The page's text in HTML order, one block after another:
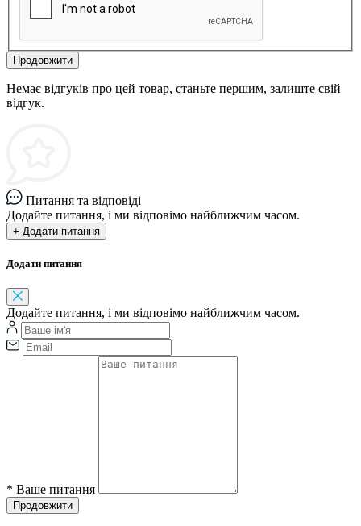
Продовжити
Немає відгуків про цей товар, станьте першим, залиште свій
відгук.
Питання та відповіді
Додайте питання, і ми відповімо найближчим часом.
+ Додати питання
Додати питання
Додайте питання, і ми відповімо найближчим часом.
* Ваше питання
Продовжити